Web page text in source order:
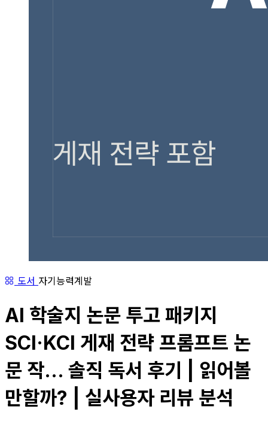
도서 자기능력계발
AI 학술지 논문 투고 패키지
SCI·KCI 게재 전략 프롬프트 논
문 작... 솔직 독서 후기 | 읽어볼
만할까? | 실사용자 리뷰 분석